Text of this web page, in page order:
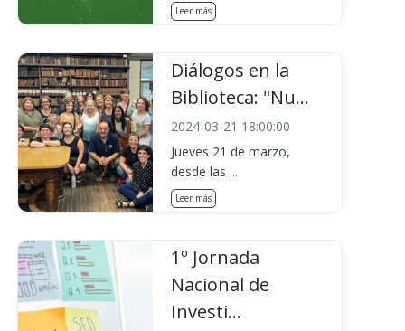
Leer más
Diálogos en la
Biblioteca: "Nu...
2024-03-21 18:00:00
Jueves 21 de marzo,
desde las ...
Leer más
1º Jornada
Nacional de
Investi...